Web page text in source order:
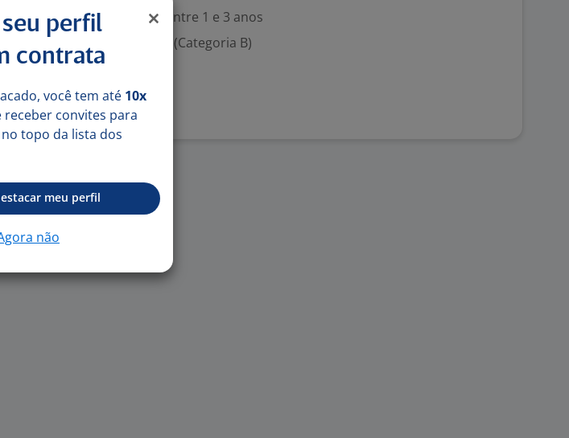
Experiência desejada: Entre 1 e 3 anos
Habilitação para dirigir (Categoria B)
perfil
contrata
você tem até 10x
receber convites para
topo da lista dos
meu perfil
não